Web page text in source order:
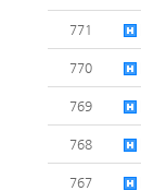
771
770
769
768
767